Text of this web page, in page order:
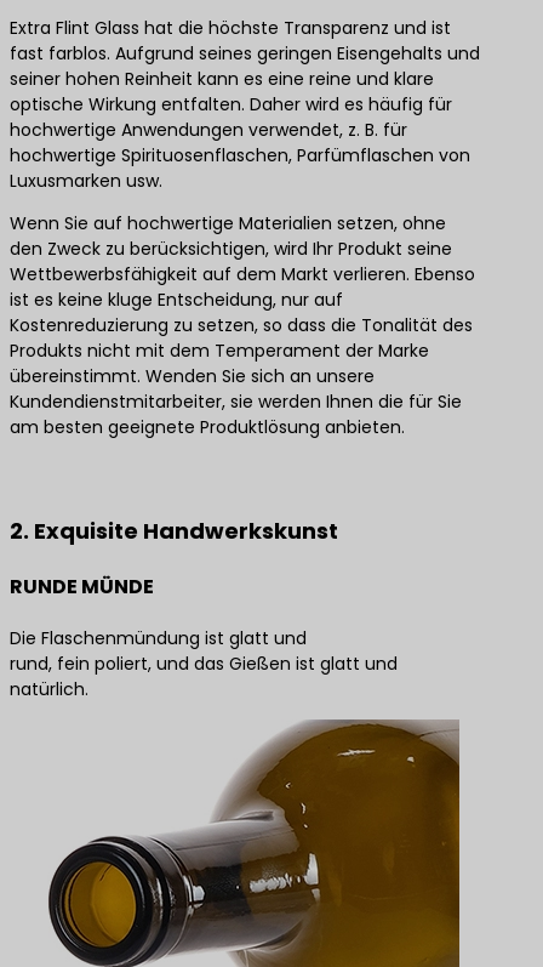
Extra Flint Glass hat die höchste Transparenz und ist
fast farblos. Aufgrund seines geringen Eisengehalts und
seiner hohen Reinheit kann es eine reine und klare
optische Wirkung entfalten. Daher wird es häufig für
hochwertige Anwendungen verwendet, z. B. für
hochwertige Spirituosenflaschen, Parfümflaschen von
Luxusmarken usw.
Wenn Sie auf hochwertige Materialien setzen, ohne
den Zweck zu berücksichtigen, wird Ihr Produkt seine
Wettbewerbsfähigkeit auf dem Markt verlieren. Ebenso
ist es keine kluge Entscheidung, nur auf
Kostenreduzierung zu setzen, so dass die Tonalität des
Produkts nicht mit dem Temperament der Marke
übereinstimmt. Wenden Sie sich an unsere
Kundendienstmitarbeiter, sie werden Ihnen die für Sie
am besten geeignete Produktlösung anbieten.
2. Exquisite Handwerkskunst
RUNDE MÜNDE
Die Flaschenmündung ist glatt und
rund, fein poliert, und das Gießen ist glatt und
natürlich.